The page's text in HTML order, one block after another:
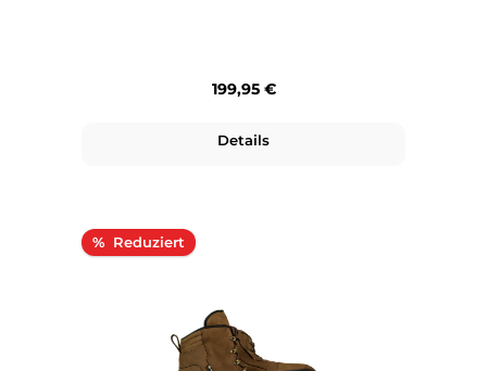
Regulärer Preis:
199,95 €
Details
% Rabatt